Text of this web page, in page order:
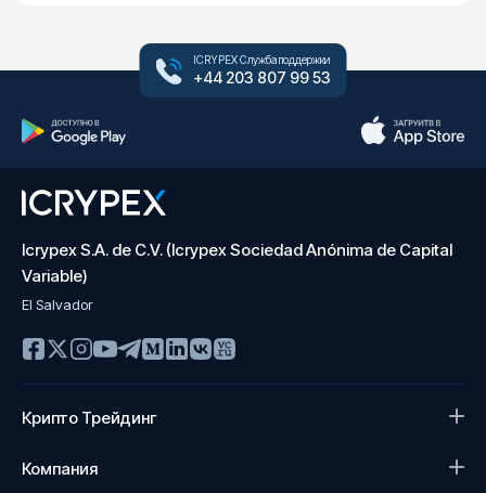
ICRYPEX Служба поддержки
+44 203 807 99 53
Icrypex S.A. de C.V. (Icrypex Sociedad Anónima de Capital
Variable)
El Salvador
Крипто Трейдинг
Компания